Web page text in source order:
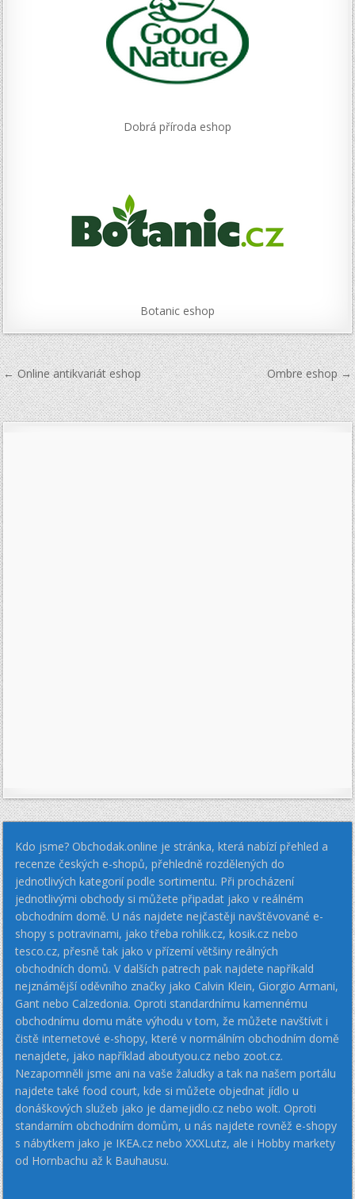
Dobrá příroda eshop
Botanic eshop
Navigace
pro
příspěvek
← Online antikvariát eshop Ombre eshop →
Kdo jsme? Obchodak.online je stránka, která nabízí přehled a
recenze českých e-shopů, přehledně rozdělených do
jednotlivých kategorií podle sortimentu. Při procházení
jednotlivými obchody si můžete připadat jako v reálném
obchodním domě. U nás najdete nejčastěji navštěvované e-
shopy s potravinami, jako třeba rohlik.cz, kosik.cz nebo
tesco.cz, přesně tak jako v přízemí většiny reálných
obchodních domů. V dalších patrech pak najdete napříkald
nejznámější oděvního značky jako Calvin Klein, Giorgio Armani,
Gant nebo Calzedonia. Oproti standardnímu kamennému
obchodnímu domu máte výhodu v tom, že můžete navštívit i
čistě internetové e-shopy, které v normálním obchodním domě
nenajdete, jako například aboutyou.cz nebo zoot.cz.
Nezapomněli jsme ani na vaše žaludky a tak na našem portálu
najdete také food court, kde si můžete objednat jídlo u
donáškových služeb jako je damejidlo.cz nebo wolt. Oproti
standarním obchodním domům, u nás najdete rovněž e-shopy
s nábytkem jako je IKEA.cz nebo XXXLutz, ale i Hobby markety
od Hornbachu až k Bauhausu.